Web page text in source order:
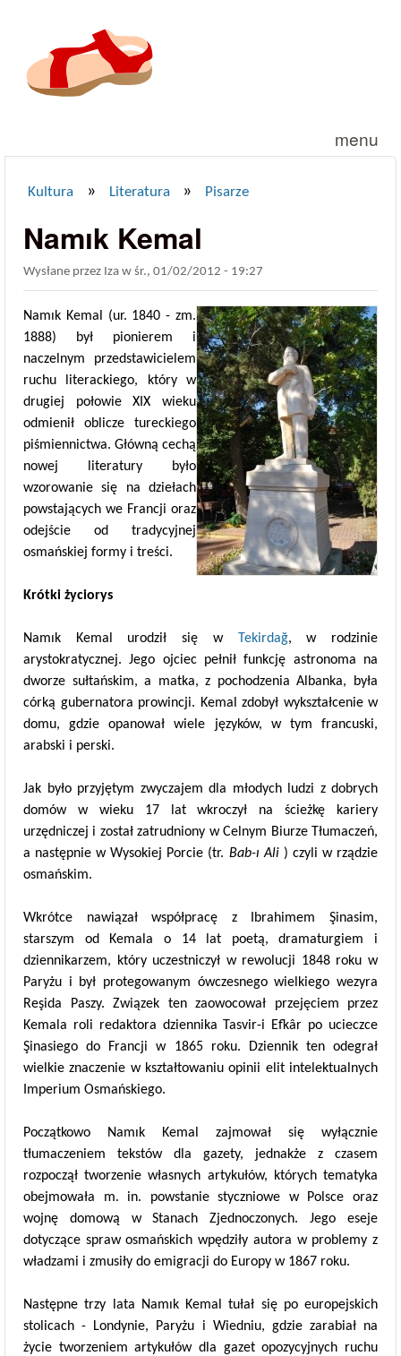
menu
Kultura » Literatura » Pisarze
Namık Kemal
Wysłane przez Iza w śr., 01/02/2012 - 19:27
Namık Kemal (ur. 1840 - zm.
1888) był pionierem i
naczelnym przedstawicielem
ruchu literackiego, który w
drugiej połowie XIX wieku
odmienił oblicze tureckiego
piśmiennictwa. Główną cechą
nowej literatury było
wzorowanie się na dziełach
powstających we Francji oraz
odejście od tradycyjnej
osmańskiej formy i treści.
Krótki życiorys
Namık Kemal urodził się w Tekirdağ, w rodzinie
arystokratycznej. Jego ojciec pełnił funkcję astronoma na
dworze sułtańskim, a matka, z pochodzenia Albanka, była
córką gubernatora prowincji. Kemal zdobył wykształcenie w
domu, gdzie opanował wiele języków, w tym francuski,
arabski i perski.
Jak było przyjętym zwyczajem dla młodych ludzi z dobrych
domów w wieku 17 lat wkroczył na ścieżkę kariery
urzędniczej i został zatrudniony w Celnym Biurze Tłumaczeń,
a następnie w Wysokiej Porcie (tr. Bab-ı Ali ) czyli w rządzie
osmańskim.
Wkrótce nawiązał współpracę z Ibrahimem Şinasim,
starszym od Kemala o 14 lat poetą, dramaturgiem i
dziennikarzem, który uczestniczył w rewolucji 1848 roku w
Paryżu i był protegowanym ówczesnego wielkiego wezyra
Reşida Paszy. Związek ten zaowocował przejęciem przez
Kemala roli redaktora dziennika Tasvir-i Efkâr po ucieczce
Şinasiego do Francji w 1865 roku. Dziennik ten odegrał
wielkie znaczenie w kształtowaniu opinii elit intelektualnych
Imperium Osmańskiego.
Początkowo Namık Kemal zajmował się wyłącznie
tłumaczeniem tekstów dla gazety, jednakże z czasem
rozpoczął tworzenie własnych artykułów, których tematyka
obejmowała m. in. powstanie styczniowe w Polsce oraz
wojnę domową w Stanach Zjednoczonych. Jego eseje
dotyczące spraw osmańskich wpędziły autora w problemy z
władzami i zmusiły do emigracji do Europy w 1867 roku.
Następne trzy lata Namık Kemal tułał się po europejskich
stolicach - Londynie, Paryżu i Wiedniu, gdzie zarabiał na
życie tworzeniem artykułów dla gazet opozycyjnych ruchu